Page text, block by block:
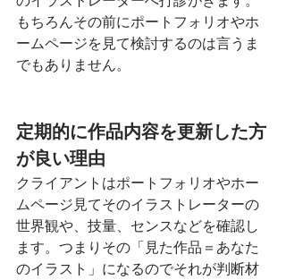
もちろんその前にポートフォリオやホ
ームページを見て検討するのは言うま
でもありません。
定期的に作品内容を更新した方
が良い理由
クライアントはポートフォリオやホー
ムページ見てそのイラストレーターの
世界観や、技量、センスなどを確認し
ます。つまりその「見た作品＝あなた
のイラスト」になるのでそれが判断材